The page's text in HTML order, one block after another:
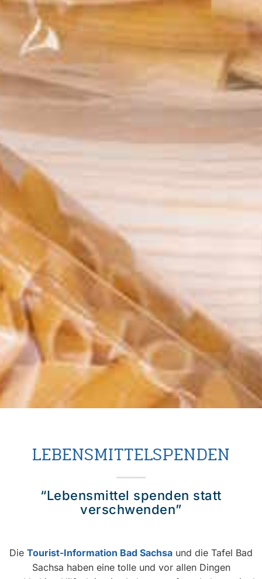
LEBENSMITTELSPENDEN
“Lebensmittel spenden statt
verschwenden”
Die Tourist-Information Bad Sachsa und die Tafel Bad
Sachsa haben eine tolle und vor allen Dingen